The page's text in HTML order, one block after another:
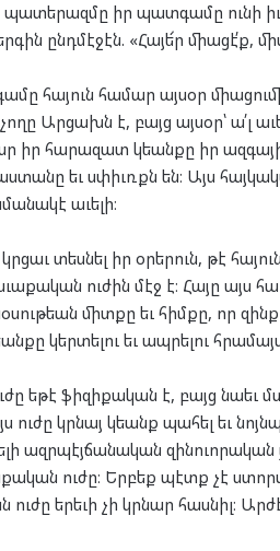
պատերազմը իր պատգամը ունի
ընդմէջէն. «Հայե՜ր միացէ՛ք,
հայուն համար այսօր
Արցախն է, բայց այսօր՝ ա՛լ
իր հարազատ կեանքը իր
եւ սփիւռքն են։ Այս
աւելի։
տեսնել իր օրերուն, թէ
ուժին մէջ է։ Հայը այս
միտքը եւ հիմքը, որ
կերտելու եւ ապրելու
եթէ ֆիզիքական է, բայց նաեւ
ուժը կրնայ կեանք պահել եւ
ազրպէյճանական
ուժը։ Երբեք պէտք չէ
ուժը երեւի չի կրնար հասնիլ։